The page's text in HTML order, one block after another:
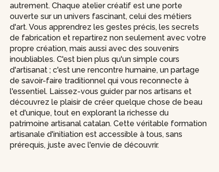
autrement. Chaque atelier créatif est une porte
ouverte sur un univers fascinant, celui des métiers
d'art. Vous apprendrez les gestes précis, les secrets
de fabrication et repartirez non seulement avec votre
propre création, mais aussi avec des souvenirs
inoubliables. C'est bien plus qu'un simple cours
d'artisanat ; c'est une rencontre humaine, un partage
de savoir-faire traditionnel qui vous reconnecte à
l'essentiel. Laissez-vous guider par nos artisans et
découvrez le plaisir de créer quelque chose de beau
et d'unique, tout en explorant la richesse du
patrimoine artisanal catalan. Cette véritable formation
artisanale d'initiation est accessible à tous, sans
prérequis, juste avec l'envie de découvrir.